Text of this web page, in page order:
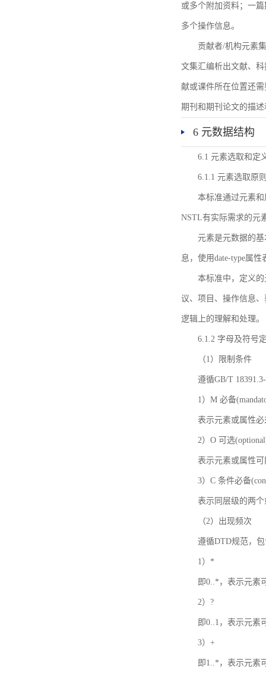
或多个附加资料；一
多个操作信息。
贡献者/机构元素
文集汇编析出文献、
献或课件所在位置还
期刊和期刊论文的描
6 元数据结构
6.1 元素选取和定
6.1.1 元素选取原
本标准通过元素
NSTL有实际需求的元
元素是元数据的
息，使用date-type属
本标准中，定义
议、项目、操作信息
逻辑上的理解和处理。
6.1.2 字母及符号
（1）限制条件
遵循GB/T
1）M 必备
表示元素或属性
2）O 可选
表示元素或属性
3）C 条件必备
表示同层级的两
（2）出现频次
遵循DTD规范，
1）*
即0..*，表示元素
2）?
即0..1，表示元素
3）+
即1..*，表示元素